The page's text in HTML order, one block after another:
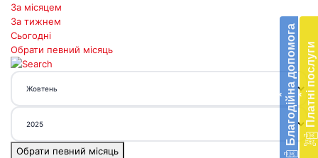
‹ Благодійна допомогав
‹ Платні послуги
За місяцем
За тижнем
Сьогодні
Обрати певний місяць
Обрати певний місяць